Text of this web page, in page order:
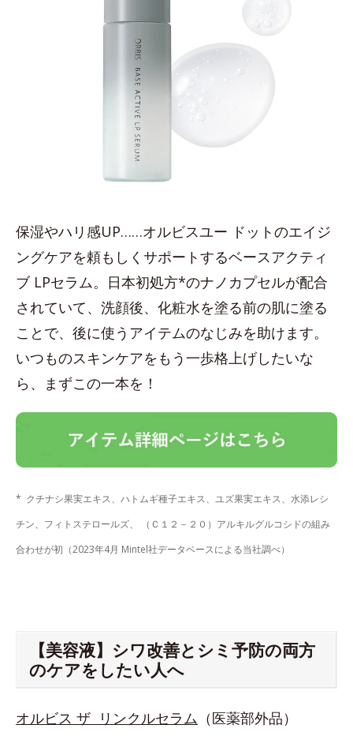
保湿やハリ感UP……オルビスユー ドットのエイジ
ングケアを頼もしくサポートするベースアクティ
ブ LPセラム。日本初処方*のナノカプセルが配合
されていて、洗顔後、化粧水を塗る前の肌に塗る
ことで、後に使うアイテムのなじみを助けます。
いつものスキンケアをもう一歩格上げしたいな
ら、まずこの一本を！
* クチナシ果実エキス、ハトムギ種子エキス、ユズ果実エキス、水添レシ
チン、フィトステロールズ、 （Ｃ１２－２０）アルキルグルコシドの組み
合わせが初（2023年4月 Mintel社データベースによる当社調べ）
【美容液】シワ改善とシミ予防の両方
のケアをしたい人へ
オルビス ザ リンクルセラム （医薬部外品）